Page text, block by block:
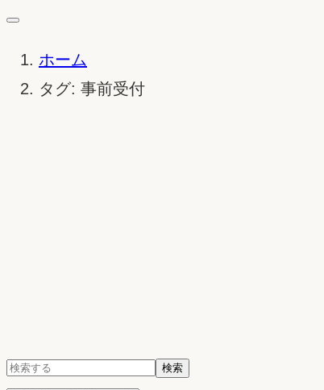
ホーム
タグ: 事前受付
検
検索